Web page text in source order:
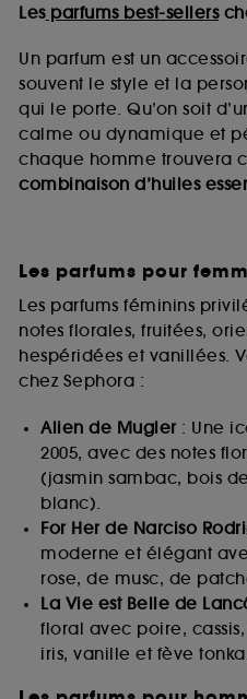
Lesparfums best-sellers
Un parfum est un
souvent le style et la
qui le porte. Qu’on soit
calme ou dynamique et
chaque homme trouvera
combinaison d’huiles
Les parfums pour
Les parfums féminins
notes florales, fruitées,
hespéridées et vanillées.
chez Sephora :
Alien de Mugler: Une
2005, avec des notes
(jasmin sambac, bois
blanc).
For Her de Narciso
moderne et élégant
rose, de musc, de
La Vie est Belle de
floral avec poire,
iris, vanille et fève